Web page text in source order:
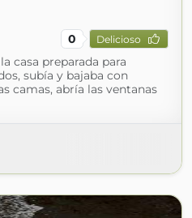
0 Delicioso
casa preparada para
subía y bajaba con
camas, abría las ventanas